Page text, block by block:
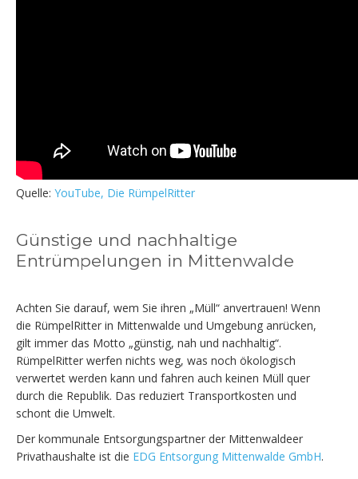
Quelle: YouTube, Die RümpelRitter
Günstige und nachhaltige
Entrümpelungen in Mittenwalde
Achten Sie darauf, wem Sie ihren „Müll“ anvertrauen! Wenn
die RümpelRitter in Mittenwalde und Umgebung anrücken,
gilt immer das Motto „günstig, nah und nachhaltig“.
RümpelRitter werfen nichts weg, was noch ökologisch
verwertet werden kann und fahren auch keinen Müll quer
durch die Republik. Das reduziert Transportkosten und
schont die Umwelt.
Der kommunale Entsorgungspartner der Mittenwaldeer
Privathaushalte ist die EDG Entsorgung Mittenwalde GmbH.